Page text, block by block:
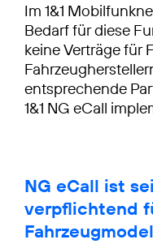
Im 1&1
Bedarf für diese
keine Verträge für
entsprechende
1&1 NG eCall
NG eCall ist
verpflichtend